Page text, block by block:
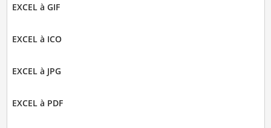
EXCEL à GIF
EXCEL à ICO
EXCEL à JPG
EXCEL à PDF